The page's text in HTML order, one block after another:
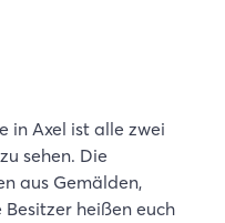
in Axel ist alle zwei
sehen. Die
aus Gemälden,
heißen euch